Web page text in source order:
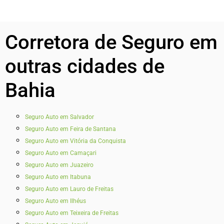
Corretora de Seguro em
outras cidades de
Bahia
Seguro Auto em Salvador
Seguro Auto em Feira de Santana
Seguro Auto em Vitória da Conquista
Seguro Auto em Camaçari
Seguro Auto em Juazeiro
Seguro Auto em Itabuna
Seguro Auto em Lauro de Freitas
Seguro Auto em Ilhéus
Seguro Auto em Teixeira de Freitas